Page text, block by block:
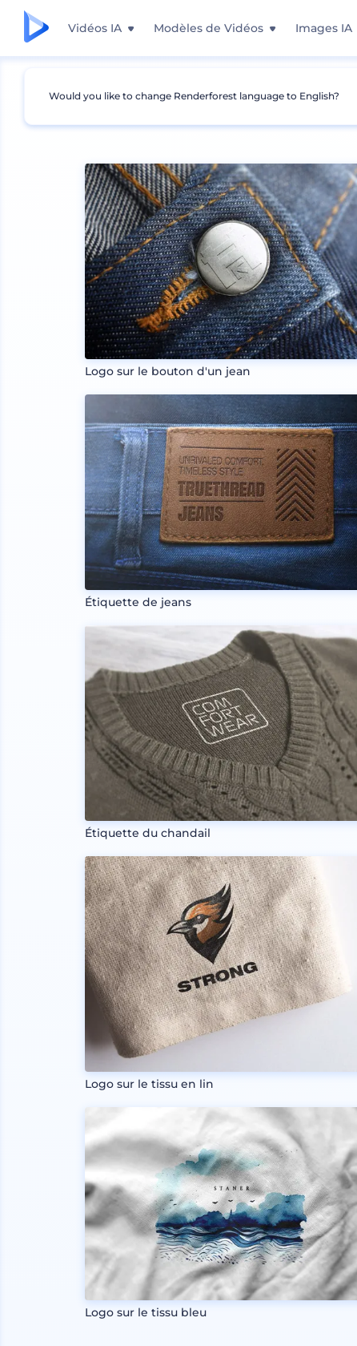
Vidéos IA Modèles de Vidéos Images IA
Mockups Vêtements Maquette de
Logo sur le bouton d'un jean
Étiquette de jeans
Étiquette du chandail
Logo sur le tissu en lin
Logo sur le tissu bleu
Would you like to change Renderforest language to English?